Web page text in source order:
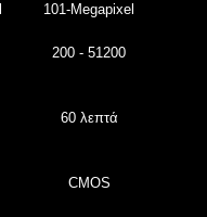
101-Megapixel
200 - 51200
60 λεπτά
CMOS